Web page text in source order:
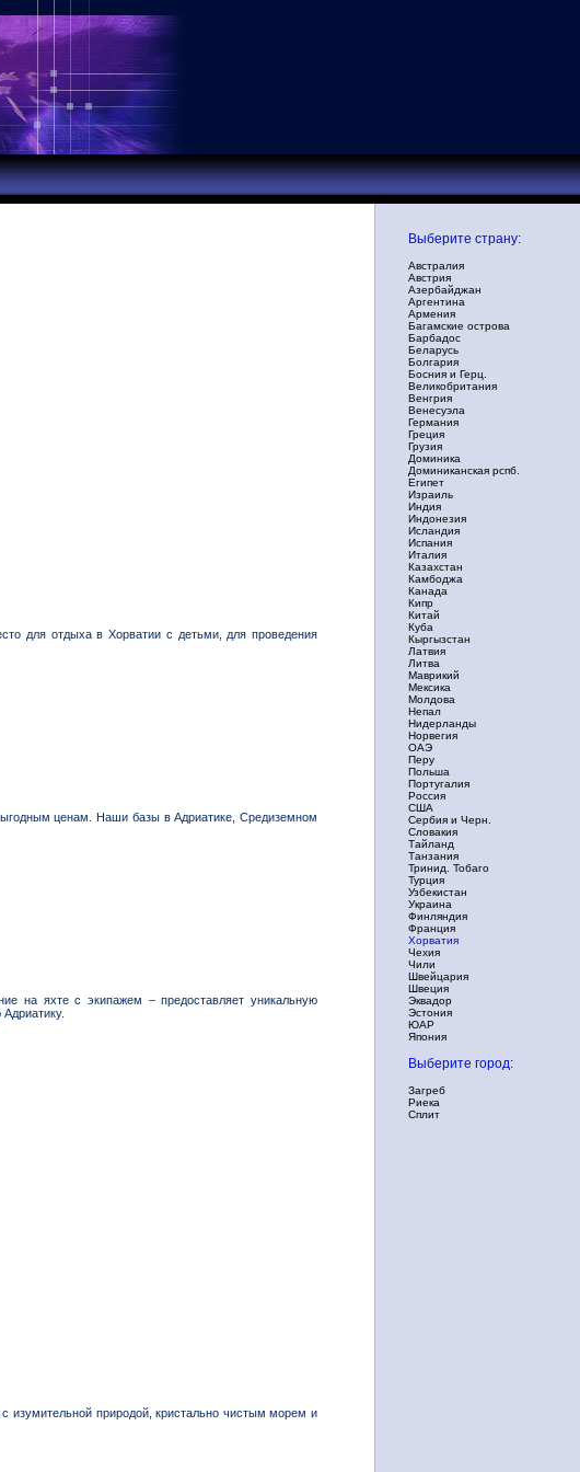
для отдыха в Хорватии с детьми, для проведения
ценам. Наши базы в Адриатике, Средиземном
на яхте с экипажем – предоставляет уникальную
изумительной природой, кристально чистым морем и
Выберите страну:
Австралия
Австрия
Азербайджан
Аргентина
Армения
Багамские острова
Барбадос
Беларусь
Болгария
Босния и Герц.
Великобритания
Венгрия
Венесуэла
Германия
Греция
Грузия
Доминика
Доминиканская рспб.
Египет
Израиль
Индия
Индонезия
Исландия
Испания
Италия
Казахстан
Камбоджа
Канада
Кипр
Китай
Куба
Кыргызстан
Латвия
Литва
Маврикий
Мексика
Молдова
Непал
Нидерланды
Норвегия
ОАЭ
Перу
Польша
Португалия
Россия
США
Сербия и Черн.
Словакия
Тайланд
Танзания
Тринид. Тобаго
Турция
Узбекистан
Украина
Финляндия
Франция
Хорватия
Чехия
Чили
Швейцария
Швеция
Эквадор
Эстония
ЮАР
Япония
Выберите город:
Загреб
Риека
Сплит